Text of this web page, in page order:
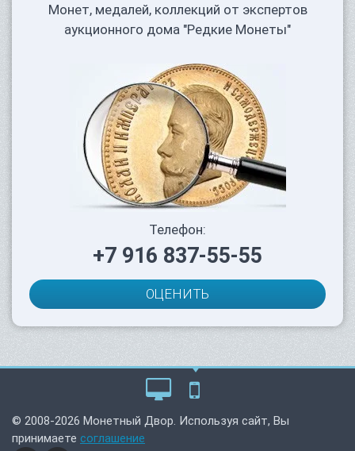
Монет, медалей, коллекций от экспертов
аукционного дома "Редкие Монеты"
Телефон:
+7 916 837-55-55
ОЦЕНИТЬ
© 2008-2026 Монетный Двор. Используя сайт, Вы
принимаете соглашение